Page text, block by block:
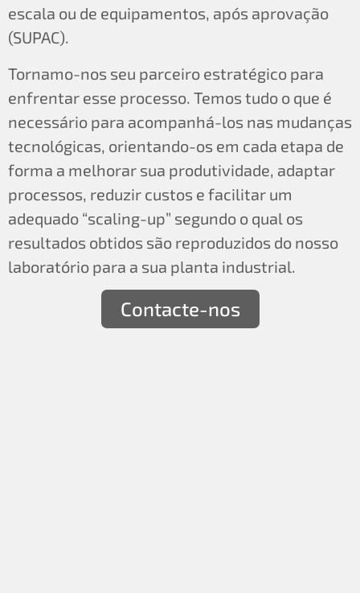
escala ou de equipamentos, após aprovação
(SUPAC).
Tornamo-nos seu parceiro estratégico para
enfrentar esse processo. Temos tudo o que é
necessário para acompanhá-los nas mudanças
tecnológicas, orientando-os em cada etapa de
forma a melhorar sua produtividade, adaptar
processos, reduzir custos e facilitar um
adequado “scaling-up” segundo o qual os
resultados obtidos são reproduzidos do nosso
laboratório para a sua planta industrial.
Contacte-nos